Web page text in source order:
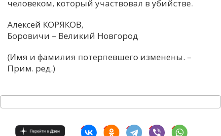
человеком, который участвовал в убийстве.
Алексей КОРЯКОВ,
Боровичи – Великий Новгород
(Имя и фамилия потерпевшего изменены. –
Прим. ред.)